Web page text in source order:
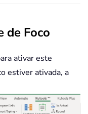
de Foco
ativar este
estiver ativada, a